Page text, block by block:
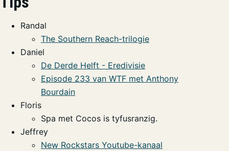
Randal
The Southern Reach-trilogie
Daniel
De Derde Helft - Eredivisie
Episode 233 van WTF met Anthony
Bourdain
Floris
Spa met Cocos is tyfusranzig.
Jeffrey
New Rockstars Youtube-kanaal